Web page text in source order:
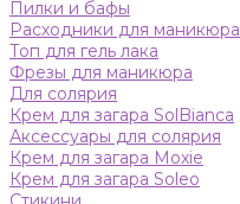
Пилки и бафы
Расходники для маникюра
Топ для гель лака
Фрезы для маникюра
Для солярия
Крем для загара SolBianca
Аксессуары для солярия
Крем для загара Moxie
Крем для загара Soleo